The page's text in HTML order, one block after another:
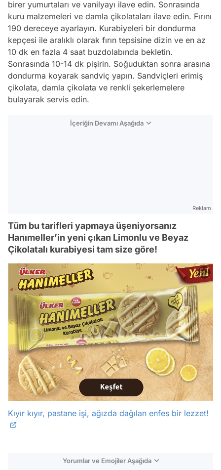
birer yumurtaları ve vanilyayı ilave edin. Sonrasında
kuru malzemeleri ve damla çikolataları ilave edin. Fırını
190 dereceye ayarlayın. Kurabiyeleri bir dondurma
kepçesi ile aralıklı olarak fırın tepsisine dizin ve en az
10 dk en fazla 4 saat buzdolabında bekletin.
Sonrasında 10-14 dk pişirin. Soğuduktan sonra arasına
dondurma koyarak sandviç yapın. Sandviçleri erimiş
çikolata, damla çikolata ve renkli şekerlemelere
bulayarak servis edin.
İçeriğin Devamı Aşağıda
Reklam
Tüm bu tarifleri yapmaya üşeniyorsanız
Hanımeller’in yeni çıkan Limonlu ve Beyaz
Çikolatalı kurabiyesi tam size göre!
Kıyır kıyır, pastane işi, ağızda dağılan enfes bir lezzet!
Yorumlar ve Emojiler Aşağıda